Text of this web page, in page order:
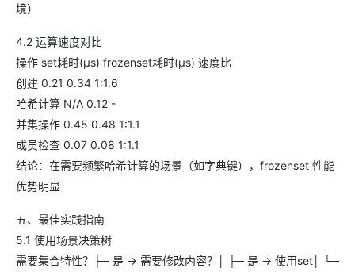
境）
4.2 运算速度对比
操作 set耗时(μs) frozenset耗时(μs) 速度比
创建 0.21 0.34 1:1.6
哈希计算 N/A 0.12 -
并集操作 0.45 0.48 1:1.1
成员检查 0.07 0.08 1:1.1
结论：在需要频繁哈希计算的场景（如字典键），frozenset 性能
优势明显
五、最佳实践指南
5.1 使用场景决策树
需要集合特性？├─ 是 → 需要修改内容？│ ├─ 是 → 使用set│ └─